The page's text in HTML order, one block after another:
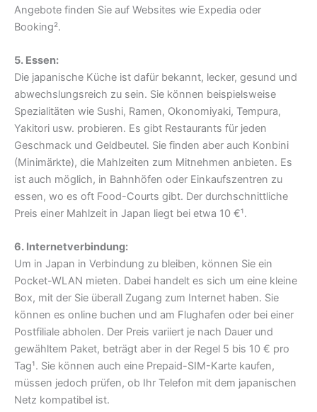
Angebote finden Sie auf Websites wie Expedia oder
Booking².
5. Essen:
Die japanische Küche ist dafür bekannt, lecker, gesund und
abwechslungsreich zu sein. Sie können beispielsweise
Spezialitäten wie Sushi, Ramen, Okonomiyaki, Tempura,
Yakitori usw. probieren. Es gibt Restaurants für jeden
Geschmack und Geldbeutel. Sie finden aber auch Konbini
(Minimärkte), die Mahlzeiten zum Mitnehmen anbieten. Es
ist auch möglich, in Bahnhöfen oder Einkaufszentren zu
essen, wo es oft Food-Courts gibt. Der durchschnittliche
Preis einer Mahlzeit in Japan liegt bei etwa 10 €¹.
6. Internetverbindung:
Um in Japan in Verbindung zu bleiben, können Sie ein
Pocket-WLAN mieten. Dabei handelt es sich um eine kleine
Box, mit der Sie überall Zugang zum Internet haben. Sie
können es online buchen und am Flughafen oder bei einer
Postfiliale abholen. Der Preis variiert je nach Dauer und
gewähltem Paket, beträgt aber in der Regel 5 bis 10 € pro
Tag¹. Sie können auch eine Prepaid-SIM-Karte kaufen,
müssen jedoch prüfen, ob Ihr Telefon mit dem japanischen
Netz kompatibel ist.